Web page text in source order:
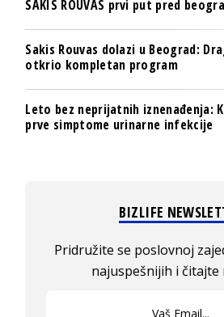
SAKIS ROUVAS prvi put pred
Sakis Rouvas dolazi u Beograd:
otkrio kompletan program
Leto bez neprijatnih iznenađenja:
prve simptome urinarne infekcije
BIZLIFE
Pridružite se poslovnoj
najuspešnijih i čitajte